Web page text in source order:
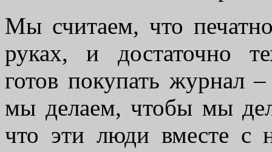
Мы считаем, что
руках, и достаточно
готов покупать журнал
мы делаем, чтобы мы
что эти люди вместе с